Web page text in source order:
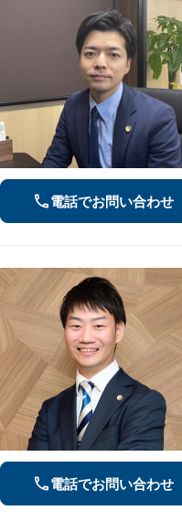
電話でお問い合わせ
電話でお問い合わせ